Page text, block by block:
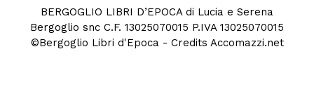
BERGOGLIO LIBRI D’EPOCA di Lucia e Serena
Bergoglio snc C.F. 13025070015 P.IVA 13025070015
©Bergoglio Libri d'Epoca - Credits Accomazzi.net